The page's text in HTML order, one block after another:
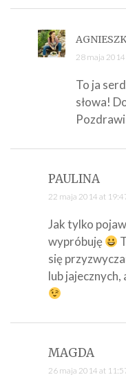
28 maja
To ja
słowa!
PAULINA
22 maja 2014 at
Jak tylko
wypróbuję
się
lub jajecznych,
MAGDA
26 maja 2014 at